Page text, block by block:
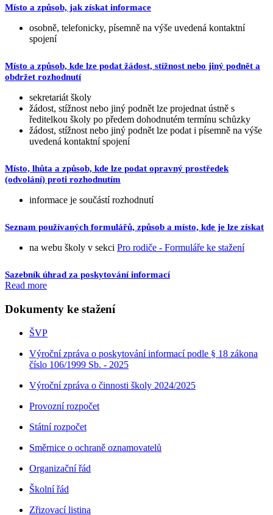
Místo a způsob, jak získat informace
osobně, telefonicky, písemně na výše uvedená kontaktní
spojení
Místo a způsob, kde lze podat žádost, stížnost nebo jiný podnět a
obdržet rozhodnutí
sekretariát školy
žádost, stížnost nebo jiný podnět lze projednat ústně s
ředitelkou školy po předem dohodnutém termínu schůzky
žádost, stížnost nebo jiný podnět lze podat i písemně na výše
uvedená kontaktní spojení
Místo, lhůta a způsob, kde lze podat opravný prostředek
(odvolání) proti rozhodnutím
informace je součástí rozhodnutí
Seznam používaných formulářů, způsob a místo, kde je lze získat
na webu školy v sekci Pro rodiče - Formuláře ke stažení
Sazebník úhrad za poskytování informací
Read more
Dokumenty ke stažení
ŠVP
Výroční zpráva o poskytování informací podle § 18 zákona
číslo 106/1999 Sb. - 2025
Výroční zpráva o činnosti školy 2024/2025
Provozní rozpočet
Státní rozpočet
Směrnice o ochraně oznamovatelů
Organizační řád
Školní řád
Zřizovací listina